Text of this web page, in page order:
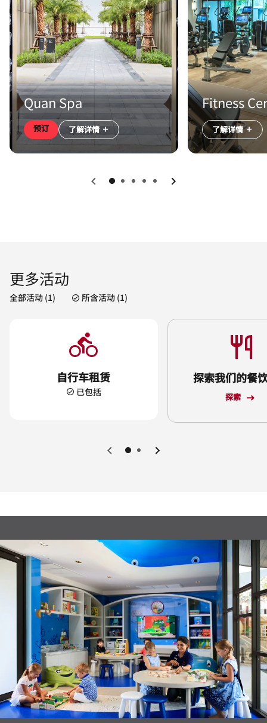
Quan Spa
预订 了解详情
Fitness
了解详情
上一页 下一页
更多活动
全部活动 (1) 所含活动 (1)
自行车租赁
已包括
探索我们的餐
探索
上一页 下一页